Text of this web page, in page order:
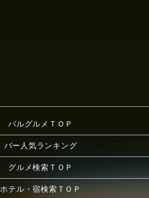
バルグルメＴＯＰ
バー人気ランキング
グルメ検索ＴＯＰ
ホテル・宿検索ＴＯＰ